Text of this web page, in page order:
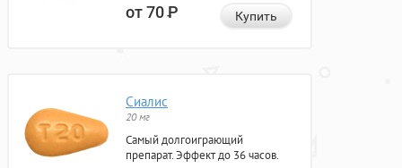
от 70Р Купить
Сиалис
20 мг
Самый долгоиграющий
препарат. Эффект до 36 часов.